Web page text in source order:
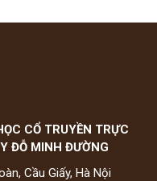
CỔ TRUYỀN TRỰC
ĐỖ MINH ĐƯỜNG
Cầu Giấy, Hà Nội